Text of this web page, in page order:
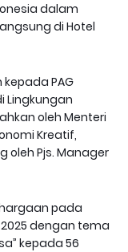
dalam
di Hotel
PAG
Lingkungan
oleh Menteri
Kreatif,
oleh Pjs. Manager
pada
dengan tema
kepada 56